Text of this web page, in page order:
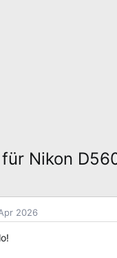
Nikon
2026